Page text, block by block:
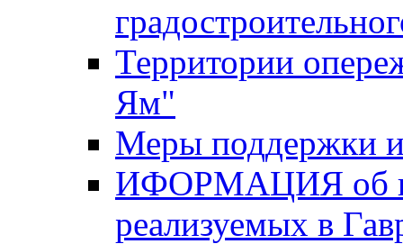
Территории
Ям"
Меры поддержки
ИФОРМАЦИЯ об
реализуемых в